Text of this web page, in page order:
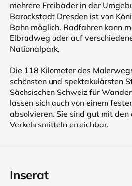
mehrere Freibäder in der
Barockstadt Dresden ist von
Bahn möglich. Radfahren kann
Elbradweg oder auf
Nationalpark.
Die 118 Kilometer des
schönsten und spektakulärsten
Sächsischen Schweiz für
lassen sich auch von einem
absolvieren. Sie sind gut mit den
Verkehrsmitteln erreichbar.
Inserat